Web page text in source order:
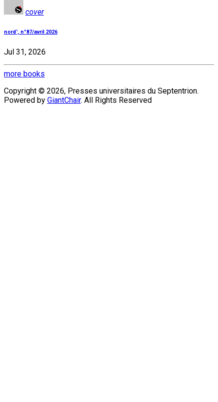
cover
nord', n°87/avril 2026
Jul 31, 2026
more books
Copyright © 2026, Presses universitaires du Septentrion.
Powered by GiantChair. All Rights Reserved